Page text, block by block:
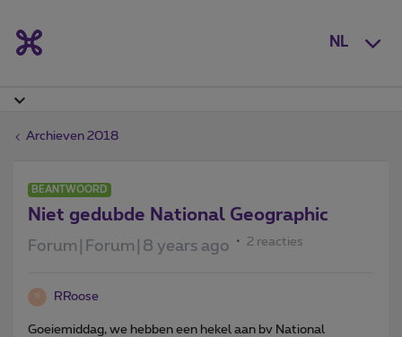
NL
Archieven 2018
BEANTWOORD
Niet gedubde National Geographic
Forum|Forum|8 years ago 2 reacties
R RRoose
Goeiemiddag, we hebben een hekel aan bv National